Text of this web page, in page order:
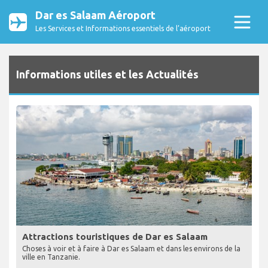
Dar es Salaam Aéroport
Les Services et Informations essentiels de l’aéroport
Informations utiles et les Actualités
Attractions touristiques de Dar es Salaam
Choses à voir et à faire à Dar es Salaam et dans les environs de la
ville en Tanzanie.